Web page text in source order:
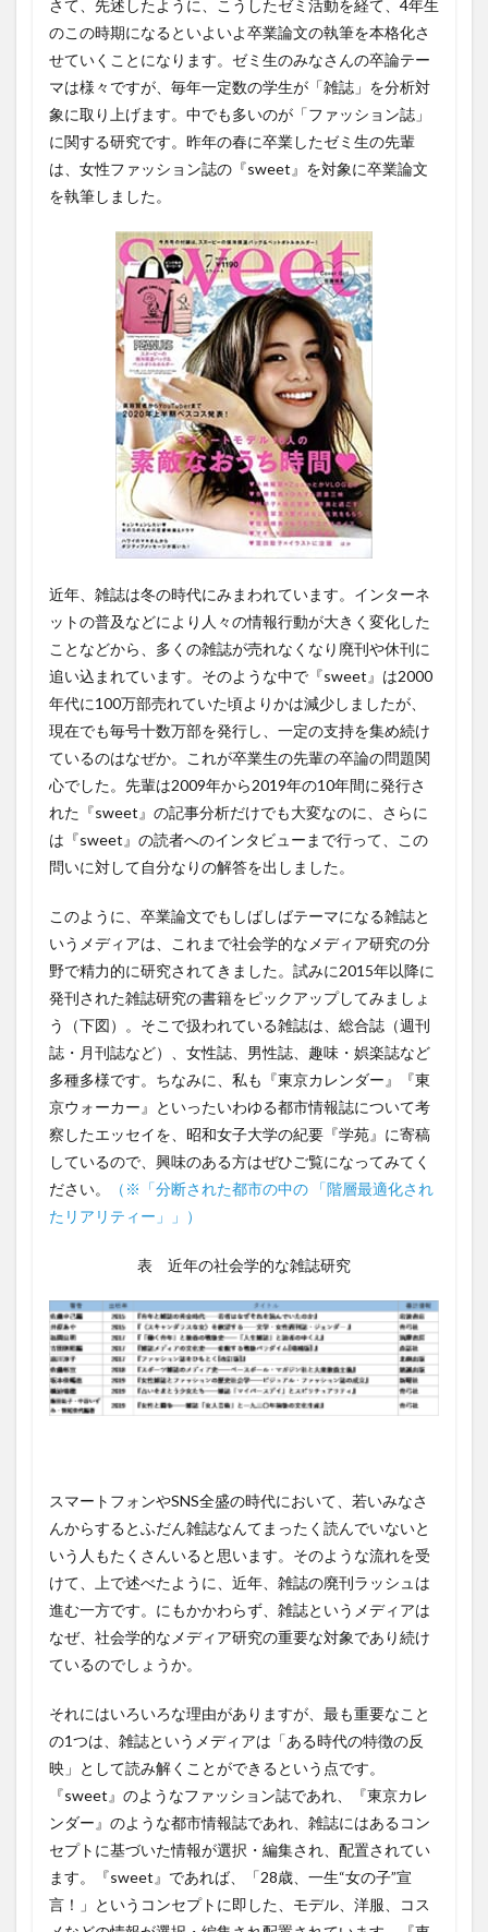
さて、先述したように、こうしたゼミ活動を経て、4年生
のこの時期になるといよいよ卒業論文の執筆を本格化さ
せていくことになります。ゼミ生のみなさんの卒論テー
マは様々ですが、毎年一定数の学生が「雑誌」を分析対
象に取り上げます。中でも多いのが「ファッション誌」
に関する研究です。昨年の春に卒業したゼミ生の先輩
は、女性ファッション誌の『sweet』を対象に卒業論文
を執筆しました。
近年、雑誌は冬の時代にみまわれています。インターネ
ットの普及などにより人々の情報行動が大きく変化した
ことなどから、多くの雑誌が売れなくなり廃刊や休刊に
追い込まれています。そのような中で『sweet』は2000
年代に100万部売れていた頃よりかは減少しましたが、
現在でも毎号十数万部を発行し、一定の支持を集め続け
ているのはなぜか。これが卒業生の先輩の卒論の問題関
心でした。先輩は2009年から2019年の10年間に発行さ
れた『sweet』の記事分析だけでも大変なのに、さらに
は『sweet』の読者へのインタビューまで行って、この
問いに対して自分なりの解答を出しました。
このように、卒業論文でもしばしばテーマになる雑誌と
いうメディアは、これまで社会学的なメディア研究の分
野で精力的に研究されてきました。試みに2015年以降に
発刊された雑誌研究の書籍をピックアップしてみましょ
う（下図）。そこで扱われている雑誌は、総合誌（週刊
誌・月刊誌など）、女性誌、男性誌、趣味・娯楽誌など
多種多様です。ちなみに、私も『東京カレンダー』『東
京ウォーカー』といったいわゆる都市情報誌について考
察したエッセイを、昭和女子大学の紀要『学苑』に寄稿
しているので、興味のある方はぜひご覧になってみてく
ださい。
（※「分断された都市の中の 「階層最適化され
たリアリティー」」）
表 近年の社会学的な雑誌研究
スマートフォンやSNS全盛の時代において、若いみなさ
んからするとふだん雑誌なんてまったく読んでいないと
いう人もたくさんいると思います。そのような流れを受
けて、上で述べたように、近年、雑誌の廃刊ラッシュは
進む一方です。にもかかわらず、雑誌というメディアは
なぜ、社会学的なメディア研究の重要な対象であり続け
ているのでしょうか。
それにはいろいろな理由がありますが、最も重要なこと
の1つは、雑誌というメディアは「ある時代の特徴の反
映」として読み解くことができるという点です。
『sweet』のようなファッション誌であれ、『東京カレ
ンダー』のような都市情報誌であれ、雑誌にはあるコン
セプトに基づいた情報が選択・編集され、配置されてい
ます。『sweet』であれば、「28歳、一生“女の子”宣
言！」というコンセプトに即した、モデル、洋服、コス